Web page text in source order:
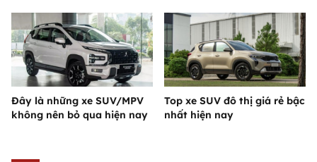
Đây là những xe SUV/MPV
không nên bỏ qua hiện nay
Top xe SUV đô thị giá rẻ bậc
nhất hiện nay